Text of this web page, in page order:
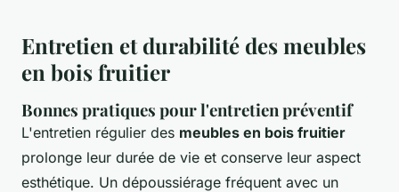
Entretien et durabilité des meubles
en bois fruitier
Bonnes pratiques pour l'entretien préventif
L'entretien régulier des meubles en bois fruitier
prolonge leur durée de vie et conserve leur aspect
esthétique. Un dépoussiérage fréquent avec un